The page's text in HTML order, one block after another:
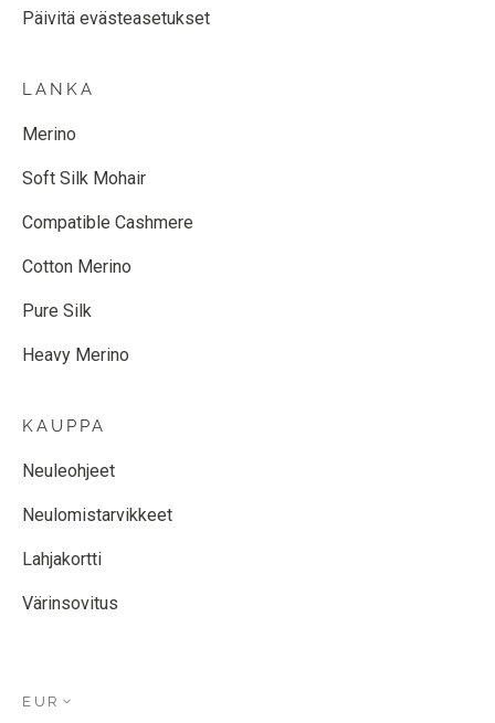
Päivitä evästeasetukset
LANKA
Merino
Soft Silk Mohair
Compatible Cashmere
Cotton Merino
Pure Silk
Heavy Merino
KAUPPA
Neuleohjeet
Neulomistarvikkeet
Lahjakortti
Värinsovitus
EUR